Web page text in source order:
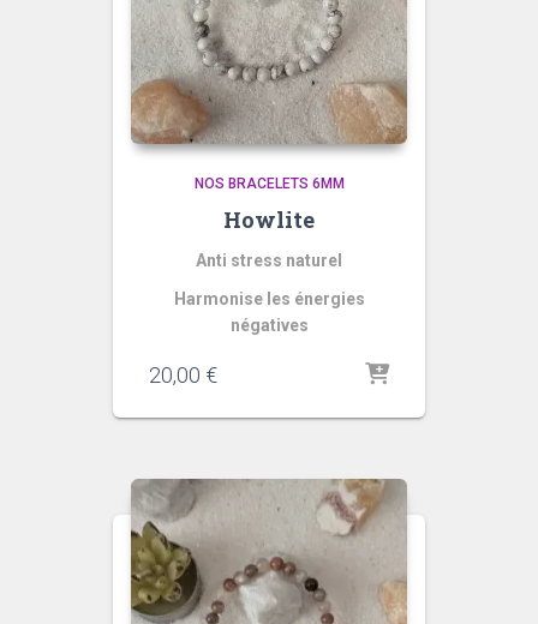
NOS BRACELETS 6MM
Howlite
Anti stress naturel
Harmonise les énergies
négatives
20,00 €